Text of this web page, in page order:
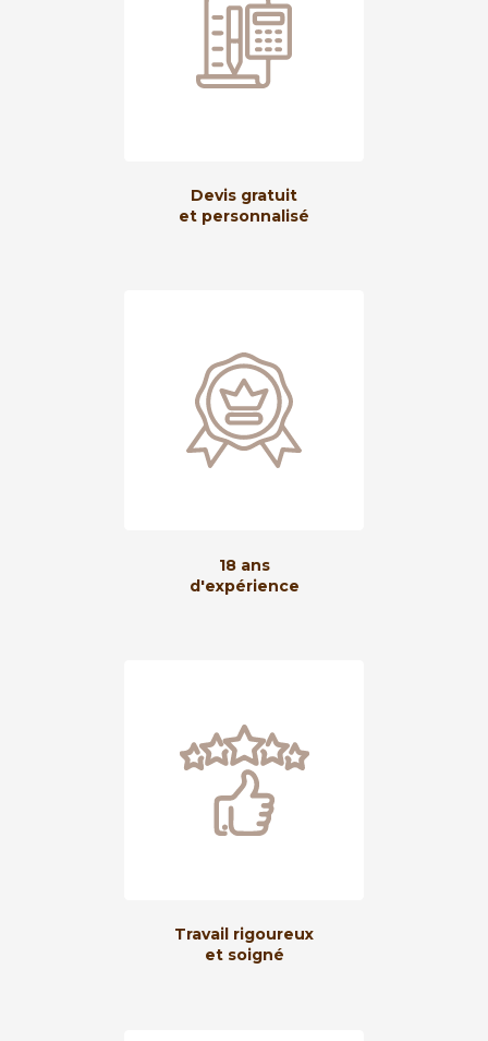
Devis gratuit
et personnalisé
18 ans
d'expérience
Travail rigoureux
et soigné